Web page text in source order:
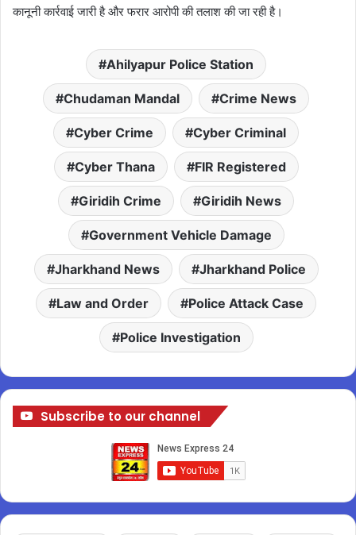
कानूनी कार्रवाई जारी है और फरार आरोपी की तलाश की जा रही है।
Ahilyapur Police Station
Chudaman Mandal Crime News
Cyber Crime Cyber Criminal
Cyber Thana FIR Registered
Giridih Crime Giridih News
Government Vehicle Damage
Jharkhand News Jharkhand Police
Law and Order Police Attack Case
Police Investigation
Subscribe to our channel